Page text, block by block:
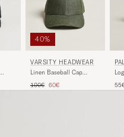
40%
VARSITY HEADWEAR
Linen Baseball Cap
Regulärer Preis
100€ Reduzierter Preis
60€